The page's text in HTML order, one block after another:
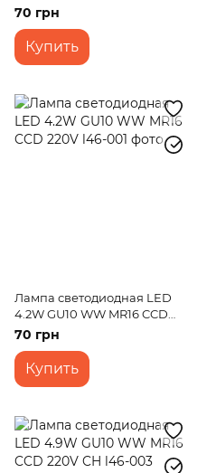
220V
70 грн
Купить
Лампа светодиодная LED
4.2W GU10 WW MR16 CCD
220V
70 грн
Купить